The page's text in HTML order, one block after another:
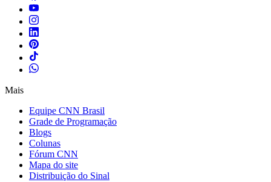
Mais
Equipe CNN Brasil
Grade de Programação
Blogs
Colunas
Fórum CNN
Mapa do site
Distribuição do Sinal